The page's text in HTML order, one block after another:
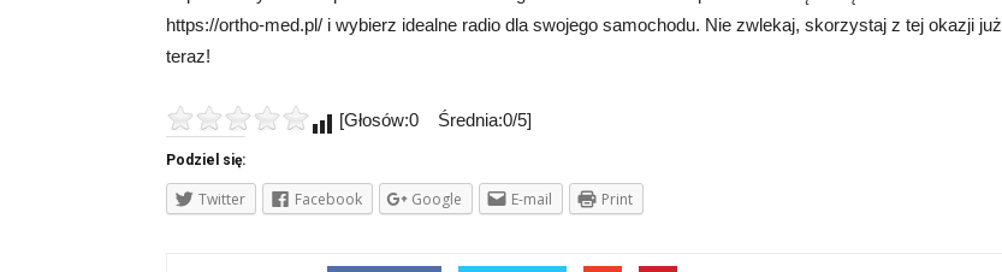
https://ortho-med.pl/ i wybierz idealne radio dla swojego samochodu. Nie zwlekaj, skorzystaj z tej okazji już
teraz!
[Głosów:0 Średnia:0/5]
Podziel się:
Twitter Facebook Google E-mail Print